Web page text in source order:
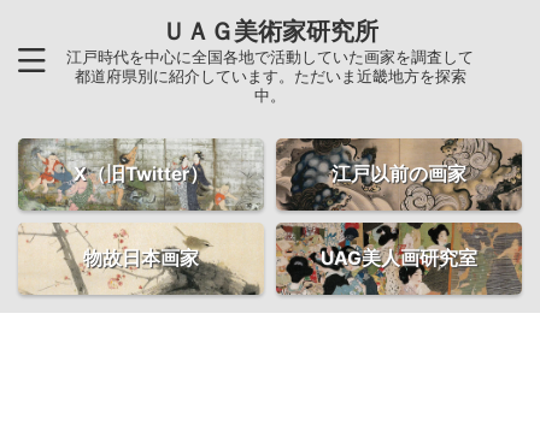
ＵＡＧ美術家研究所
江戸時代を中心に全国各地で活動していた画家を調査して
都道府県別に紹介しています。ただいま近畿地方を探索
中。
X（旧Twitter） 江戸以前の画家
物故日本画家 UAG美人画研究室